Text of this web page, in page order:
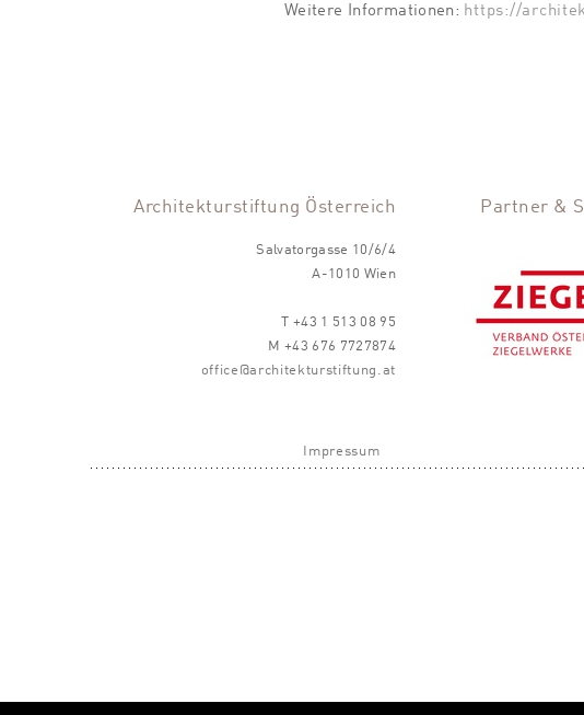
Weitere Informationen: https://
Architekturstiftung Österreich
Salvatorgasse 10/6/4
A-1010 Wien
T +43 1 513 08 95
M +43 676 7727874
office@architekturstiftung.at
Partner &
Impressum